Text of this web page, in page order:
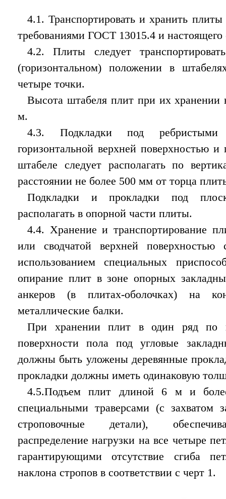
4.1. Транспортировать и хранить плиты
требованиями ГОСТ 13015.4 и настоящего
4.2. Плиты следует
(горизонтальном) положении в
четыре точки.
Высота штабеля плит при их
м.
4.3. Подкладки под
горизонтальной верхней поверхностью
штабеле следует располагать по
расстоянии не более 500 мм от торца
Подкладки и прокладки под
располагать в опорной части плиты.
4.4. Хранение и транспортирование
или сводчатой верхней поверхностью
использованием специальных
опирание плит в зоне опорных
анкеров (в плитах-оболочках) на
металлические балки.
При хранении плит в один ряд по
поверхности пола под угловые
должны быть уложены деревянные
прокладки должны иметь одинаковую
4.5.Подъем плит длиной 6 м и более
специальными траверсами (с захватом
строповочные детали),
распределение нагрузки на все четыре
гарантирующими отсутствие сгиба
наклона стропов в соответствии с черт 1.